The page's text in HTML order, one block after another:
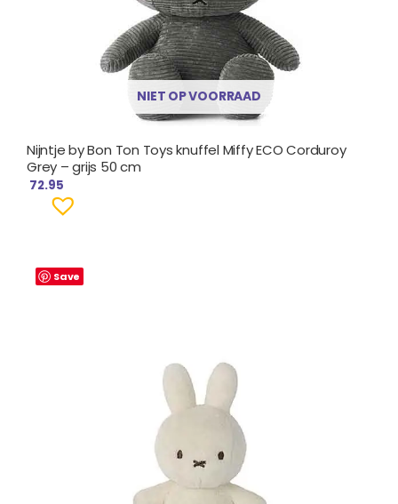
NIET OP VOORRAAD
Nijntje by Bon Ton Toys knuffel Miffy ECO Corduroy
Grey – grijs 50 cm
72.95
Save